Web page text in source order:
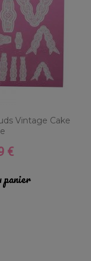
Vintage Cake
€
panier